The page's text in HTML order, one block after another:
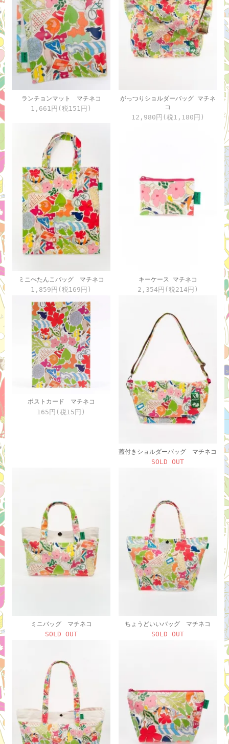
ランチョンマット マチネコ
1,661円(税151円)
がっつりショルダーバッグ マチネ
コ
12,980円(税1,180円)
ミニぺたんこバッグ マチネコ
1,859円(税169円)
キーケース マチネコ
2,354円(税214円)
ポストカード マチネコ
165円(税15円)
蓋付きショルダーバッグ マチネコ
SOLD OUT
ミニバッグ マチネコ
SOLD OUT
ちょうどいいバッグ マチネコ
SOLD OUT